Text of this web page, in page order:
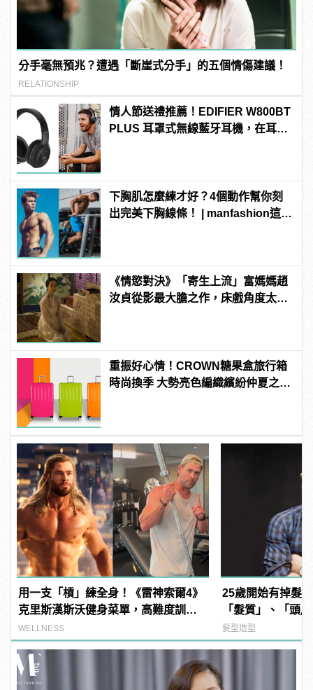
分手毫無預兆？遭遇「斷崖式分手」的五個情傷建議！
RELATIONSHIP
情人節送禮推薦！EDIFIER W800BT
PLUS 耳罩式無線藍牙耳機，在耳邊
下胸肌怎麼練才好？4個動作幫你刻
出完美下胸線條！ | manfashion這樣
《情慾對決》「寄生上流」富媽媽趙
汝貞從影最大膽之作，床戲角度太真
重振好心情！CROWN糖果盒旅行箱
時尚換季 大勢亮色編織繽紛仲夏之
用一支「槓」練全身！《雷神索爾4》
克里斯漢斯沃健身菜單，高難度訓練
你敢挑戰嗎？
WELLNESS
25歲開始有掉髮
「髮質」、「頭
品，避免落髮、
髮型造型